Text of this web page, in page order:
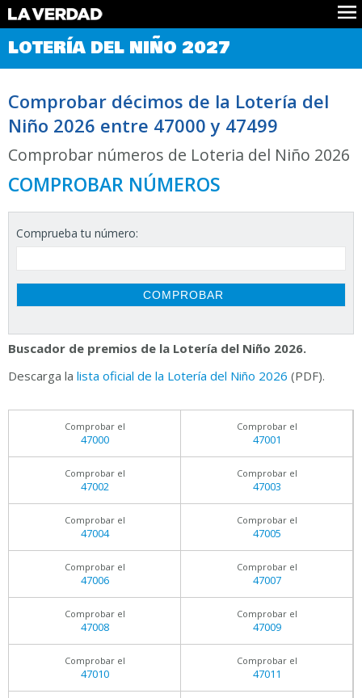
Comprobar Loteria del Niño
Premios
Noticias
Datos
Historia
LOTERÍA DEL NIÑO 2027
Comprobar décimos de la Lotería del
Niño 2026 entre 47000 y 47499
Comprobar números de Loteria del Niño 2026
COMPROBAR NÚMEROS
Comprueba tu número:
Buscador de premios de la Lotería del Niño 2026.
Descarga la lista oficial de la Lotería del Niño 2026 (PDF).
Comprobar el
47000
Comprobar el
47001
Comprobar el
47002
Comprobar el
47003
Comprobar el
47004
Comprobar el
47005
Comprobar el
47006
Comprobar el
47007
Comprobar el
47008
Comprobar el
47009
Comprobar el
47010
Comprobar el
47011